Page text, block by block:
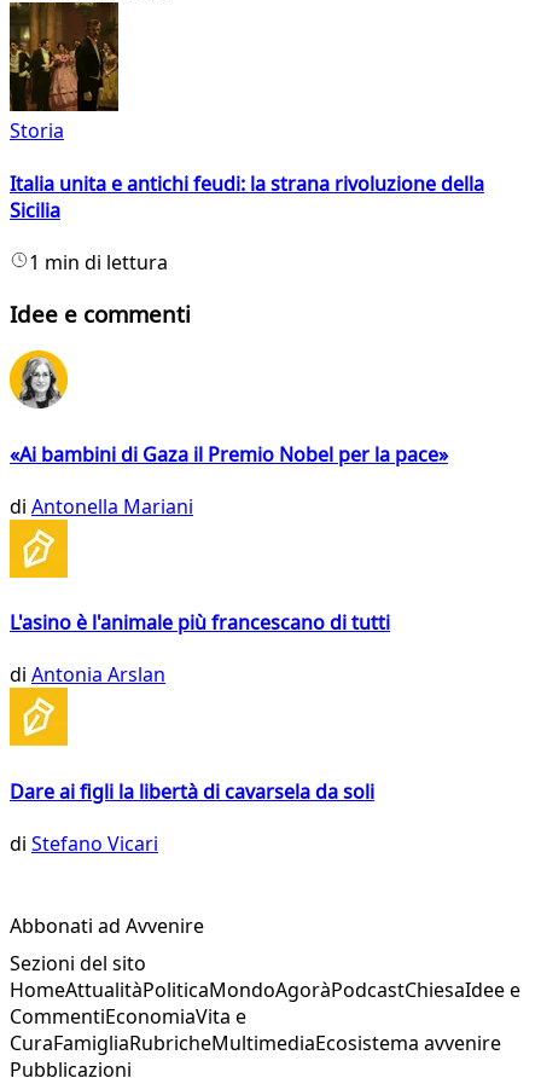
Storia
Italia unita e antichi feudi: la strana rivoluzione della
Sicilia
1 min di lettura
Idee e commenti
«Ai bambini di Gaza il Premio Nobel per la pace»
di Antonella Mariani
L'asino è l'animale più francescano di tutti
di Antonia Arslan
Dare ai figli la libertà di cavarsela da soli
di Stefano Vicari
Abbonati ad Avvenire
Sezioni del sito
HomeAttualitàPoliticaMondoAgoràPodcastChiesaIdee e
CommentiEconomiaVita e
CuraFamigliaRubricheMultimediaEcosistema avvenire
Pubblicazioni